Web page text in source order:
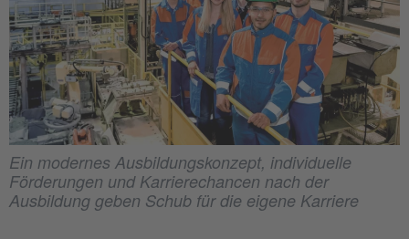
Ein modernes Ausbildungskonzept, individuelle
Förderungen und Karrierechancen nach der
Ausbildung geben Schub für die eigene Karriere